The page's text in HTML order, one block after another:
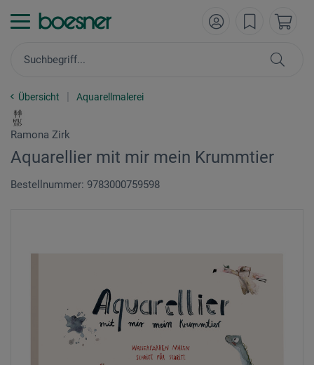
Übersicht Aquarellmalerei
Ramona Zirk
Aquarellier mit mir mein Krummtier
Bestellnummer: 9783000759598